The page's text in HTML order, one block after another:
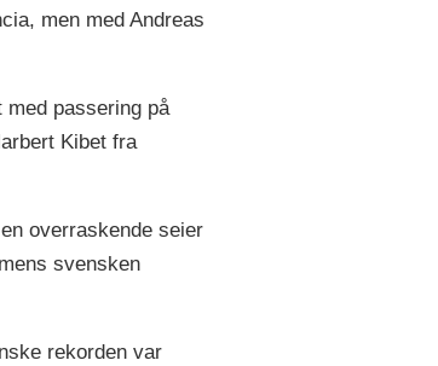
men med Andreas
med passering på
Kibet fra
overraskende seier
svensken
rekorden var